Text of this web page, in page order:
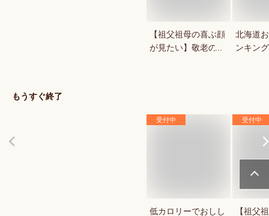
【祖父祖母の喜ぶ顔
が見たい】敬老の日
北海道
ンキン
もうすぐ終了
受付中
低カロリーでおしし
受付中
【祖父